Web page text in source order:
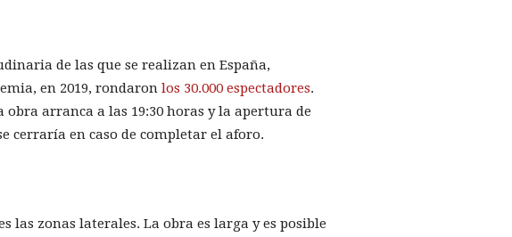
de las que se realizan en España,
en 2019, rondaron los 30.000 espectadores.
arranca a las 19:30 horas y la apertura de
cerraría en caso de completar el aforo.
las zonas laterales. La obra es larga y es posible